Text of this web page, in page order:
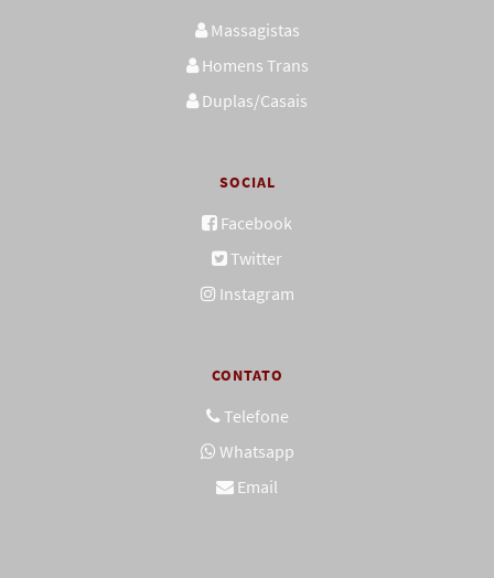
Massagistas
Homens Trans
Duplas/Casais
SOCIAL
Facebook
Twitter
Instagram
CONTATO
Telefone
Whatsapp
Email